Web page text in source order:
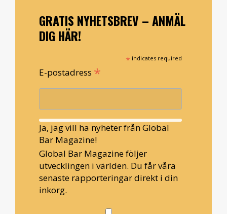
GRATIS NYHETSBREV – ANMÄL
DIG HÄR!
* indicates required
E-postadress *
Ja, jag vill ha nyheter från Global
Bar Magazine!
Global Bar Magazine följer
utvecklingen i världen. Du får våra
senaste rapporteringar direkt i din
inkorg.